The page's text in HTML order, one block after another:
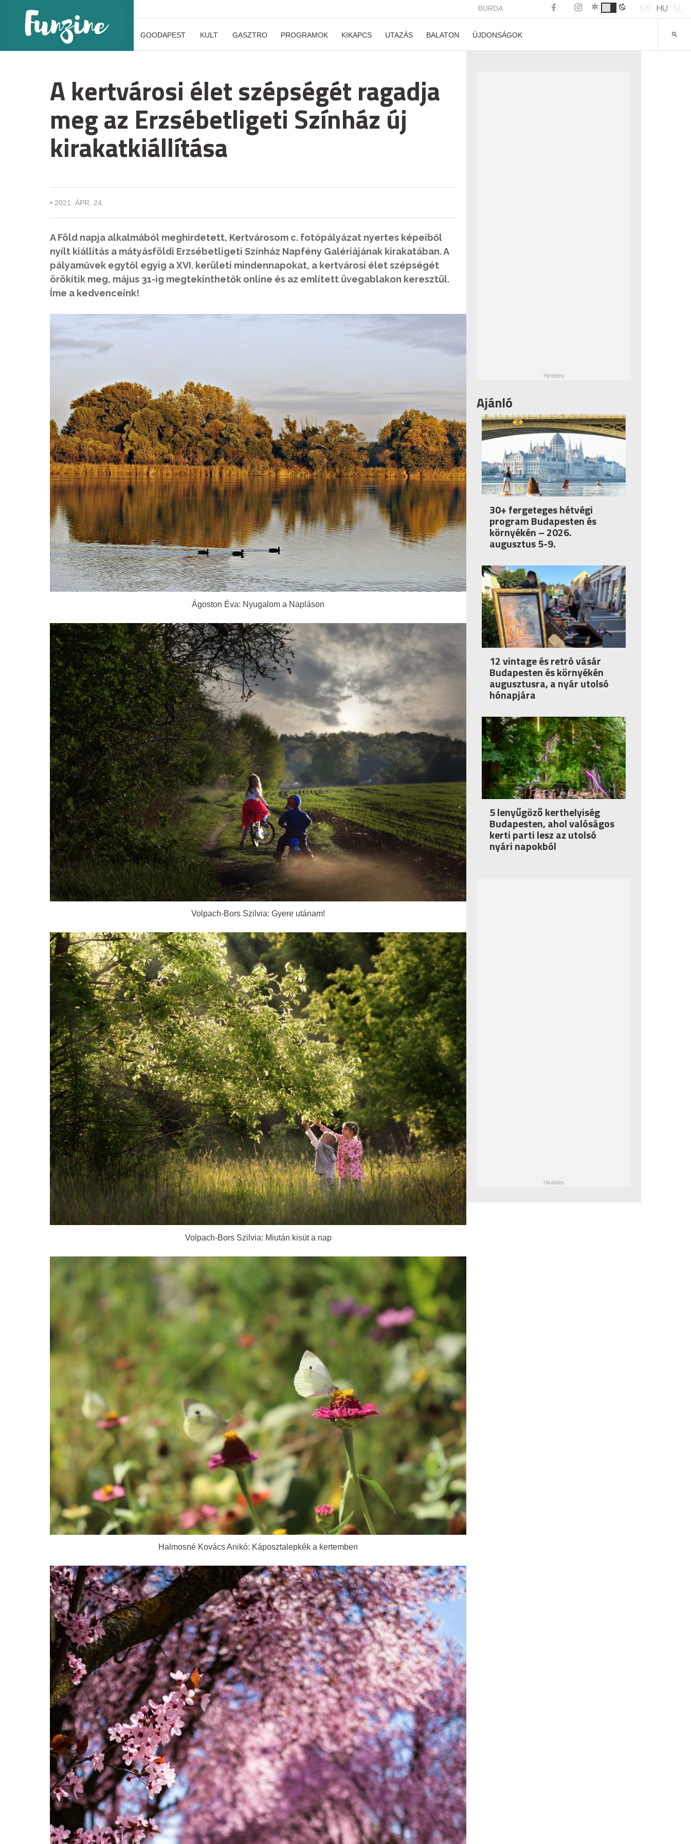
BURDA EN HU SL
GOODAPEST KULT GASZTRO PROGRAMOK KIKAPCS UTAZÁS BALATON ÚJDONSÁGOK
A kertvárosi élet szépségét ragadja
meg az Erzsébetligeti Színház új
kirakatkiállítása
• 2021. ÁPR. 24.
A Föld napja alkalmából meghirdetett, Kertvárosom c. fotópályázat nyertes képeiből
nyílt kiállítás a mátyásföldi Erzsébetligeti Színház Napfény Galériájának kirakatában. A
pályaművek egytől egyig a XVI. kerületi mindennapokat, a kertvárosi élet szépségét
örökítik meg, május 31-ig megtekinthetők online és az említett üvegablakon keresztül.
Íme a kedvenceink!
Ágoston Éva: Nyugalom a Napláson
Volpach-Bors Szilvia: Gyere utánam!
Volpach-Bors Szilvia: Miután kisüt a nap
Halmosné Kovács Anikó: Káposztalepkék a kertemben
Ajánló
30+ fergeteges hétvégi
program Budapesten és
környékén – 2026.
augusztus 5-9.
12 vintage és retró vásár
Budapesten és környékén
augusztusra, a nyár utolsó
hónapjára
5 lenyűgöző kerthelyiség
Budapesten, ahol valóságos
kerti parti lesz az utolsó
nyári napokból